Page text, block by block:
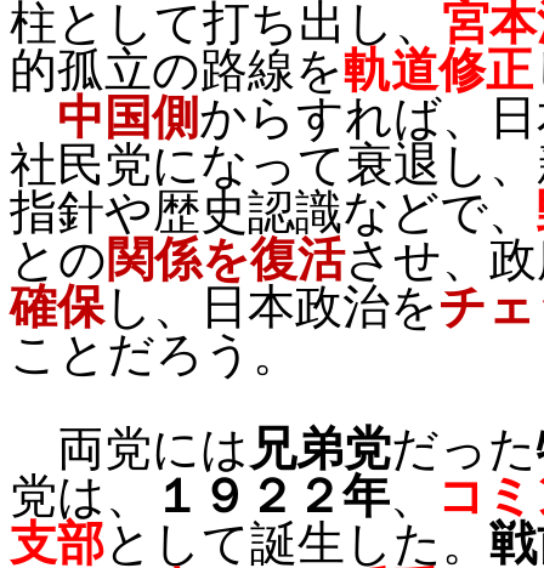
柱として打ち出し、 宮
的孤立の路線を軌道修正
中国側からすれば、
社民党になって衰退し
指針や歴史認識などで、
との関係を復活させ、
確保し、日本政治をチ
ことだろう。
両党には 兄弟党だった
党は、
１９２２年、
コ
支部として誕生した。